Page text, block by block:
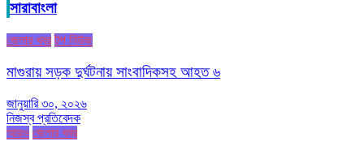
সারাবাংলা
জেলার খবর টপ নিউজ
মাগুরায় সড়ক দুর্ঘটনায় সাংবাদিকসহ আহত ৬
জানুয়ারি ৩০, ২০২৬
নিজস্ব প্রতিবেদক
আরও জেলার খবর